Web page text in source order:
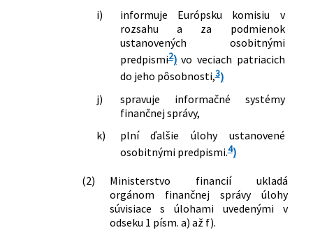
i)
informuje Európsku komisiu v
rozsahu a za podmienok
ustanovených osobitnými
predpismi2)vo veciach patriacich
do jeho pôsobnosti,3)
j)
spravuje informačné systémy
finančnej správy,
k)
plní ďalšie úlohy ustanovené
osobitnými predpismi.4)
(2)
Ministerstvo financií ukladá
orgánom finančnej správy úlohy
súvisiace s úlohami uvedenými v
odseku 1 písm. a) až f).